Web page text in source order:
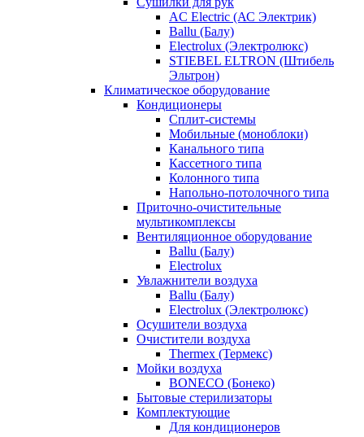
AC Electric (АС Электрик)
Ballu (Балу)
Electrolux (Электролюкс)
STIEBEL ELTRON (Штибель
Эльтрон)
Климатическое оборудование
Кондиционеры
Сплит-системы
Мобильные (моноблоки)
Канального типа
Кассетного типа
Колонного типа
Напольно-потолочного типа
Приточно-очистительные
мультикомплексы
Вентиляционное оборудование
Ballu (Балу)
Electrolux
Увлажнители воздуха
Ballu (Балу)
Electrolux (Электролюкс)
Осушители воздуха
Очистители воздуха
Thermex (Термекс)
Мойки воздуха
BONECO (Бонеко)
Бытовые стерилизаторы
Комплектующие
Для кондиционеров